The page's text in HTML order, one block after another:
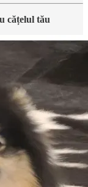
cățelul tău